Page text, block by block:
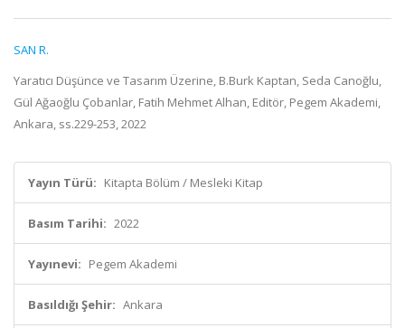
SAN R.
Yaratıcı Düşünce ve Tasarım Üzerine, B.Burk Kaptan, Seda Canoğlu,
Gül Ağaoğlu Çobanlar, Fatih Mehmet Alhan, Editör, Pegem Akademi,
Ankara, ss.229-253, 2022
Yayın Türü: Kitapta Bölüm / Mesleki Kitap
Basım Tarihi: 2022
Yayınevi: Pegem Akademi
Basıldığı Şehir: Ankara